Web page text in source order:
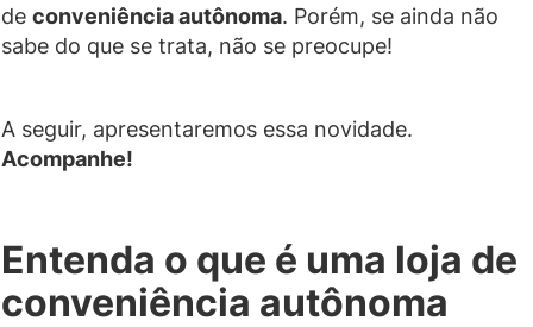
de conveniência autônoma. Porém, se ainda não
sabe do que se trata, não se preocupe!
A seguir, apresentaremos essa novidade.
Acompanhe!
Entenda o que é uma loja de
conveniência autônoma